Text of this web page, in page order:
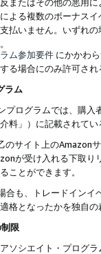
よる複数のボーナス
払いません。いずれ
ム参加要件 にかかわら
る場合にのみ許可され
ラム
プログラムでは、購
介料」）に記載されて
のサイト上のAmazon
が受け入れる下取
ことができます。
合も、トレードイン
格となったかを独自の
限
ソシエイト・プログ